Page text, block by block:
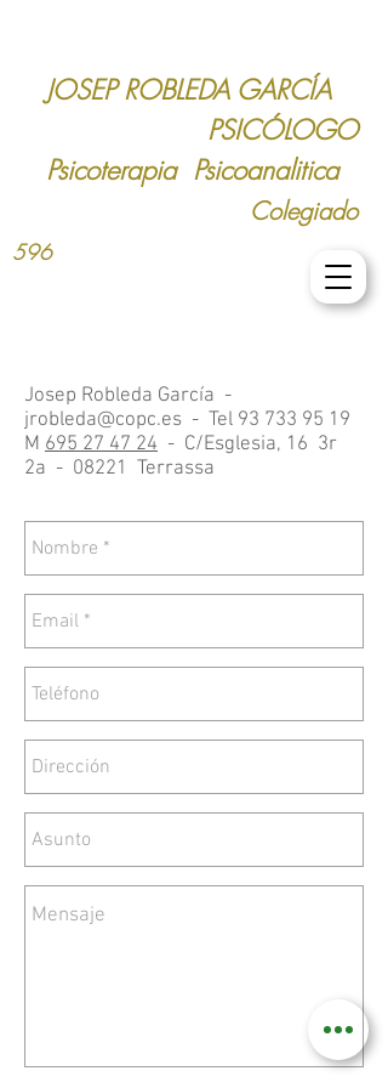
psicologos
JOSEP ROBLEDA . PSIC
JOSEP ROBLEDA GARCÍA
PSICÓLOGO
Psicoterapia Psicoanalitica
Colegiado
596
Josep Robleda García -
jrobleda@copc.es - Tel 93 733 95 19
M 695 27 47 24 - C/Esglesia, 16 3r
2a - 08221 Terrassa